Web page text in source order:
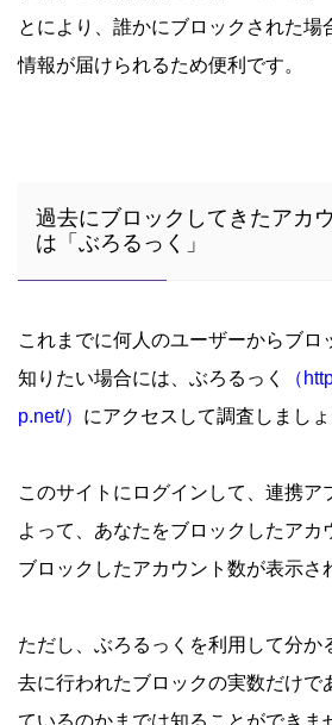
とにより、誰かにブロックされた場
情報が届けられるため便利です。
過去にブロックしてきたアカ
は「ぶろるっく」
これまでに何人のユーザーからブロ
知りたい場合には、ぶろるっく
（
p.net/） にアクセスして調査しましょ
このサイトにログインして、連携ア
よって、あなたをブロックしたアカ
ブロックしたアカウント数が表示さ
ただし、ぶろるっくを利用して分か
去に行われたブロックの実数だけで
ているのかまでは知ることができま